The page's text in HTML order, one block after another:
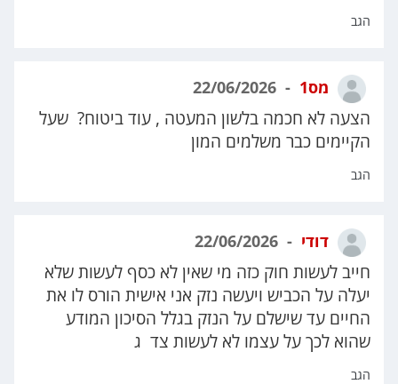
הגב
מס1
הצעה לא חכמה בלשון המעטה , עוד ביטוח? שעל
הקיימים כבר משלמים המון
הגב
דודי
חייב לעשות חוק כזה מי שאין לא כסף לעשות שלא
יעלה על הכביש ויעשה נזק אני אישית הורס לו את
החיים עד שישלם על הנזק בגלל הסיכון המודע
שהוא לכך על עצמו לא לעשות צד ג
הגב